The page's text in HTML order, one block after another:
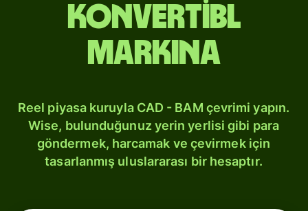
konvertibl
markına
Reel piyasa kuruyla CAD - BAM çevrimi yapın.
Wise, bulunduğunuz yerin yerlisi gibi para
göndermek, harcamak ve çevirmek için
tasarlanmış uluslararası bir hesaptır.